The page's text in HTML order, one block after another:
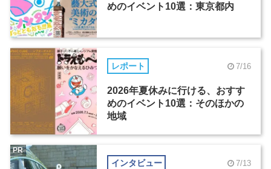
めのイベント10選：東京都内
レポート 7/16
2026年夏休みに行ける、おすす
めのイベント10選：そのほかの
地域
インタビュー 7/13
PR